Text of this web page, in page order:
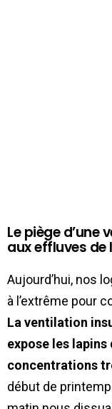
Le piège
aux effluves de
Aujourd’hui, nos
à l’extrême pour
La ventilation
expose les
concentrations
début de